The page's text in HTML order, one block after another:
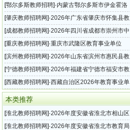
2026年紧缺学科教师柔性引进招聘公告
[鄂尔多斯教师招聘]·内蒙古鄂尔多斯市伊金霍洛
旗2026年引进中小学教师18名公告
[肇庆教师招聘网]·2026年广东省肇庆市怀集县教
育局教师招聘87名公告
[成都教师招聘网]·2026年四川省成都市崇州市中
小学校教师招聘76名公告
[重庆教师招聘网]·重庆市武隆区教育事业单位
2026年教师招聘31名公告
[滨州教师招聘网]·2026年山东省滨州市惠民县教
师招聘15名公告
[宁德教师招聘网]·2026年福建省宁德市福安市教
育局下属学校教师招聘13名公告（六）
[西藏教师招聘网]·西藏自治区2026年教育事业单
位教师招聘公告
本类推荐
[淮北教师招聘网]·2026年度安徽省淮北市相山区
中小学新任教师招聘10名公告
[淮北教师招聘网]·2026年度安徽省淮北市教育局